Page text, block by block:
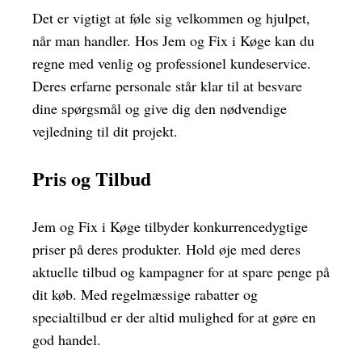
Det er vigtigt at føle sig velkommen og hjulpet,
når man handler. Hos Jem og Fix i Køge kan du
regne med venlig og professionel kundeservice.
Deres erfarne personale står klar til at besvare
dine spørgsmål og give dig den nødvendige
vejledning til dit projekt.
Pris og Tilbud
Jem og Fix i Køge tilbyder konkurrencedygtige
priser på deres produkter. Hold øje med deres
aktuelle tilbud og kampagner for at spare penge på
dit køb. Med regelmæssige rabatter og
specialtilbud er der altid mulighed for at gøre en
god handel.